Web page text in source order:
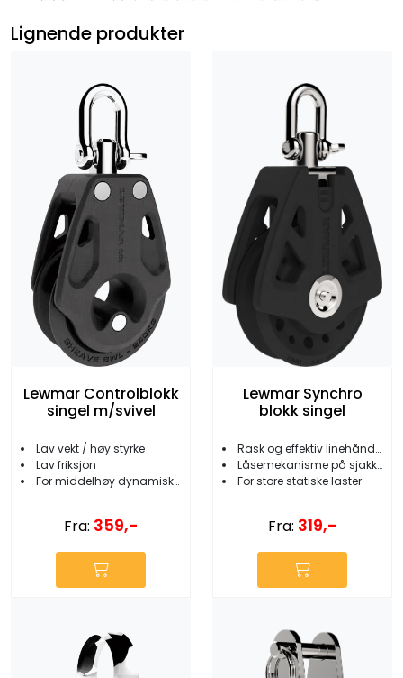
Lignende produkter
Lewmar Controlblokk
singel m/svivel
Lav vekt / høy styrke
Lav friksjon
For middelhøy dynamisk last
Fra: 359,-
Lewmar Synchro
blokk singel
Rask og effektiv linehåndtering
Låsemekanisme på sjakkel
For store statiske laster
Fra: 319,-